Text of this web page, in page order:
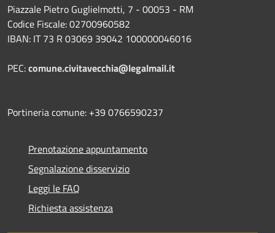
Piazzale Pietro Guglielmotti, 7 - 00053 - RM
Codice Fiscale: 02700960582
IBAN: IT 73 R 03069 39042 100000046016
PEC:comune.civitavecchia@legalmail.it
Portineria comune: +39 0766590237
Prenotazione appuntamento
Segnalazione disservizio
Leggi le FAQ
Richiesta assistenza